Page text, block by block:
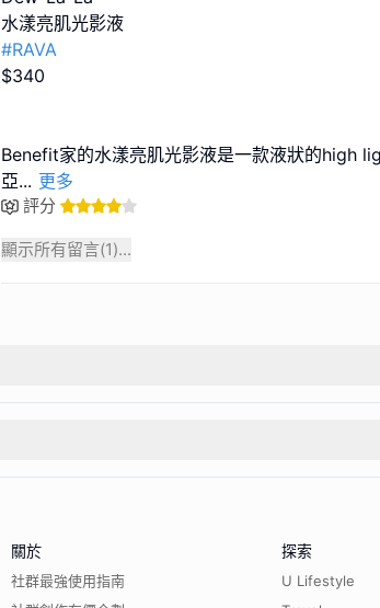
#RAVA
$340
Benefit家的水漾亮肌光影液是一款液狀的high
亞... 更多
評分
顯示所有留言(1)...
關於
社群最強使用指南
探索
U Lifestyle